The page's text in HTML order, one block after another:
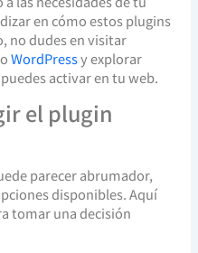
en cómo estos plugins
no dudes en visitar
WordPressy explorar
activar en tu web.
el plugin
parecer abrumador,
disponibles. Aquí
tomar una decisión